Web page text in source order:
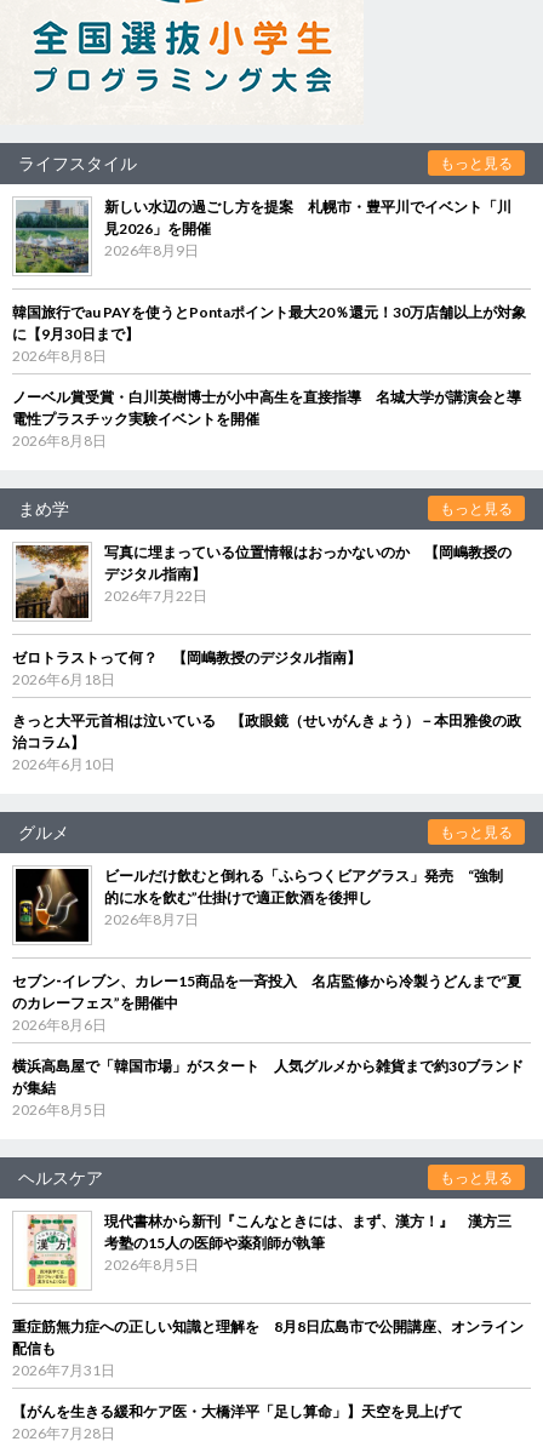
ライフスタイル もっと見る
新しい水辺の過ごし方を提案 札幌市・豊平川でイベント「川
見2026」を開催
2026年8月9日
韓国旅行でau PAYを使うとPontaポイント最大20％還元！30万店舗以上が対象
に【9月30日まで】
2026年8月8日
ノーベル賞受賞・白川英樹博士が小中高生を直接指導 名城大学が講演会と導
電性プラスチック実験イベントを開催
2026年8月8日
まめ学 もっと見る
写真に埋まっている位置情報はおっかないのか 【岡嶋教授の
デジタル指南】
2026年7月22日
ゼロトラストって何？ 【岡嶋教授のデジタル指南】
2026年6月18日
きっと大平元首相は泣いている 【政眼鏡（せいがんきょう）－本田雅俊の政
治コラム】
2026年6月10日
グルメ もっと見る
ビールだけ飲むと倒れる「ふらつくビアグラス」発売 “強制
的に水を飲む”仕掛けで適正飲酒を後押し
2026年8月7日
セブン‐イレブン、カレー15商品を一斉投入 名店監修から冷製うどんまで“夏
のカレーフェス”を開催中
2026年8月6日
横浜高島屋で「韓国市場」がスタート 人気グルメから雑貨まで約30ブランド
が集結
2026年8月5日
ヘルスケア もっと見る
現代書林から新刊『こんなときには、まず、漢方！』 漢方三
考塾の15人の医師や薬剤師が執筆
2026年8月5日
重症筋無力症への正しい知識と理解を 8月8日広島市で公開講座、オンライン
配信も
2026年7月31日
【がんを生きる緩和ケア医・大橋洋平「足し算命」】天空を見上げて
2026年7月28日